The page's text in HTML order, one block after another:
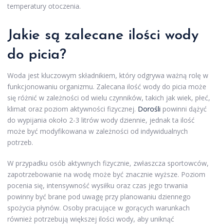
temperatury otoczenia.
Jakie są zalecane ilości wody
do picia?
Woda jest kluczowym składnikiem, który odgrywa ważną rolę w
funkcjonowaniu organizmu. Zalecana ilość wody do picia może
się różnić w zależności od wielu czynników, takich jak wiek, płeć,
klimat oraz poziom aktywności fizycznej. Dorośli powinni dążyć
do wypijania około 2-3 litrów wody dziennie, jednak ta ilość
może być modyfikowana w zależności od indywidualnych
potrzeb.
W przypadku osób aktywnych fizycznie, zwłaszcza sportowców,
zapotrzebowanie na wodę może być znacznie wyższe. Poziom
pocenia się, intensywność wysiłku oraz czas jego trwania
powinny być brane pod uwagę przy planowaniu dziennego
spożycia płynów. Osoby pracujące w gorących warunkach
również potrzebują większej ilości wody, aby uniknąć